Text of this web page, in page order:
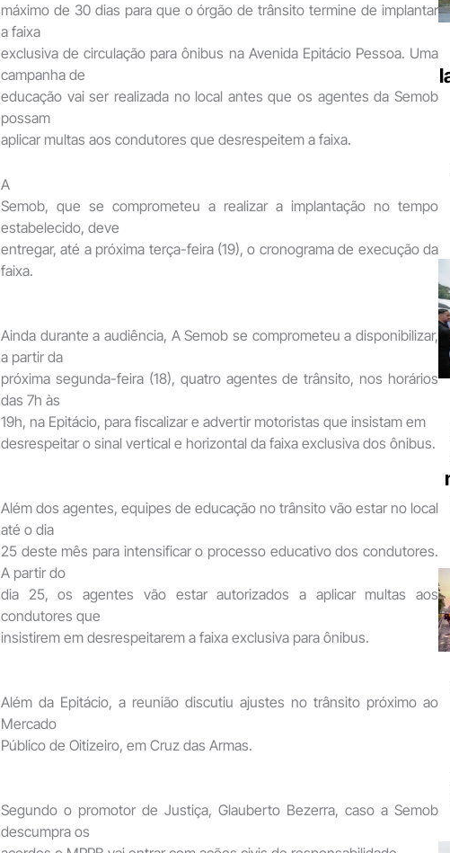
máximo de 30 dias para que o órgão de trânsito termine de implantar
a faixa
exclusiva de circulação para ônibus na Avenida Epitácio Pessoa. Uma
campanha de
educação vai ser realizada no local antes que os agentes da Semob
possam
aplicar multas aos condutores que desrespeitem a faixa.
A
Semob, que se comprometeu a realizar a implantação no tempo
estabelecido, deve
entregar, até a próxima terça-feira (19), o cronograma de execução da
faixa.
Ainda durante a audiência, A Semob se comprometeu a disponibilizar,
a partir da
próxima segunda-feira (18), quatro agentes de trânsito, nos horários
das 7h às
19h, na Epitácio, para fiscalizar e advertir motoristas que insistam em
desrespeitar o sinal vertical e horizontal da faixa exclusiva dos ônibus.
Além dos agentes, equipes de educação no trânsito vão estar no local
até o dia
25 deste mês para intensificar o processo educativo dos condutores.
A partir do
dia 25, os agentes vão estar autorizados a aplicar multas aos
condutores que
insistirem em desrespeitarem a faixa exclusiva para ônibus.
Além da Epitácio, a reunião discutiu ajustes no trânsito próximo ao
Mercado
Público de Oitizeiro, em Cruz das Armas.
Segundo o promotor de Justiça, Glauberto Bezerra, caso a Semob
descumpra os